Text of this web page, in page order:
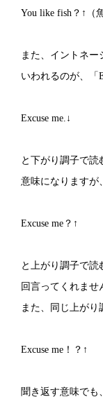
You like fish？↑（
また、イントネー
いわれるのが、「
Excuse me.↓
と下がり調子で読
意味になりますが、
Excuse me？↑
と上がり調子で読
回言ってくれませ
また、同じ上がり
Excuse me！？↑
聞き返す意味でも